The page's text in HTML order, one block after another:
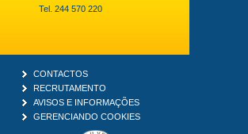
Tel. 244 570 220
CONTACTOS
RECRUTAMENTO
AVISOS E INFORMAÇÕES
GERENCIANDO COOKIES